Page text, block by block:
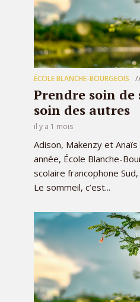
ÉCOLE BLANCHE-BOURGEOIS
Prendre soin de
soin des autres
il y a 1 mois
Adison, Makenzy et
année, École Blanche-
scolaire francophone
Le sommeil, c’est...